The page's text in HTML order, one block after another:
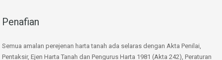
Penafian
Semua amalan perejenan harta tanah ada selaras dengan Akta Penilai,
Pentaksir, Ejen Harta Tanah dan Pengurus Harta 1981 (Akta 242), Peraturan